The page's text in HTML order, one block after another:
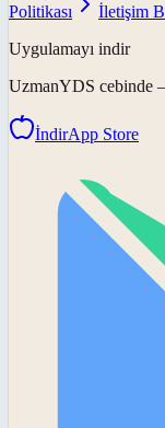
Politikası
İletişim
Uygulamayı indir
UzmanYDS cebinde
İndirApp Store